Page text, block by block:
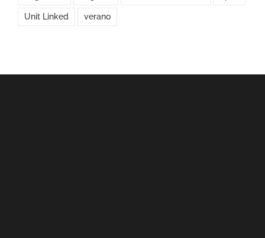
Unit Linked verano